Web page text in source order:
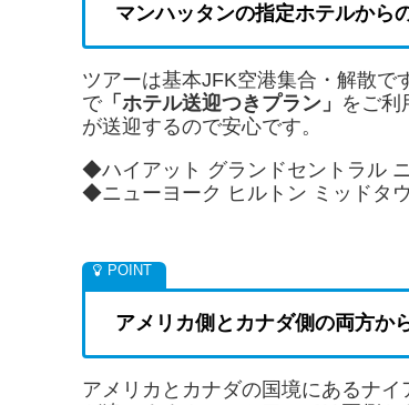
マンハッタンの指定ホテルから
ツアーは基本JFK空港集合・解散で
で「ホテル送迎つきプラン」 をご利
が送迎するので安心です。
◆ハイアット グランドセントラル
◆ニューヨーク ヒルトン ミッドタ
アメリカ側とカナダ側の両方か
アメリカとカナダの国境にあるナ